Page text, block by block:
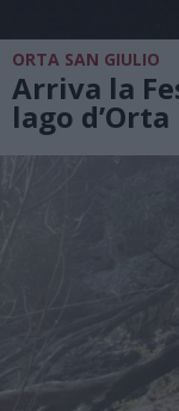
ORTA SAN GIULIO
Arriva la
lago